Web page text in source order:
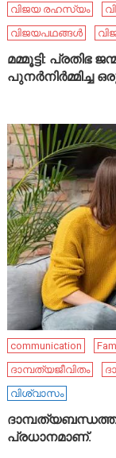
വിജയ രഹസ്യം
വിജയപഥങ്ങൾ
മമ്മൂട്ടി: പ്രതിഭ
പുനർനിർമ്മിച്ച
communication
ദാമ്പത്യജീവിതം
വിശ്വാസം
പ്രധാനമാണ്.